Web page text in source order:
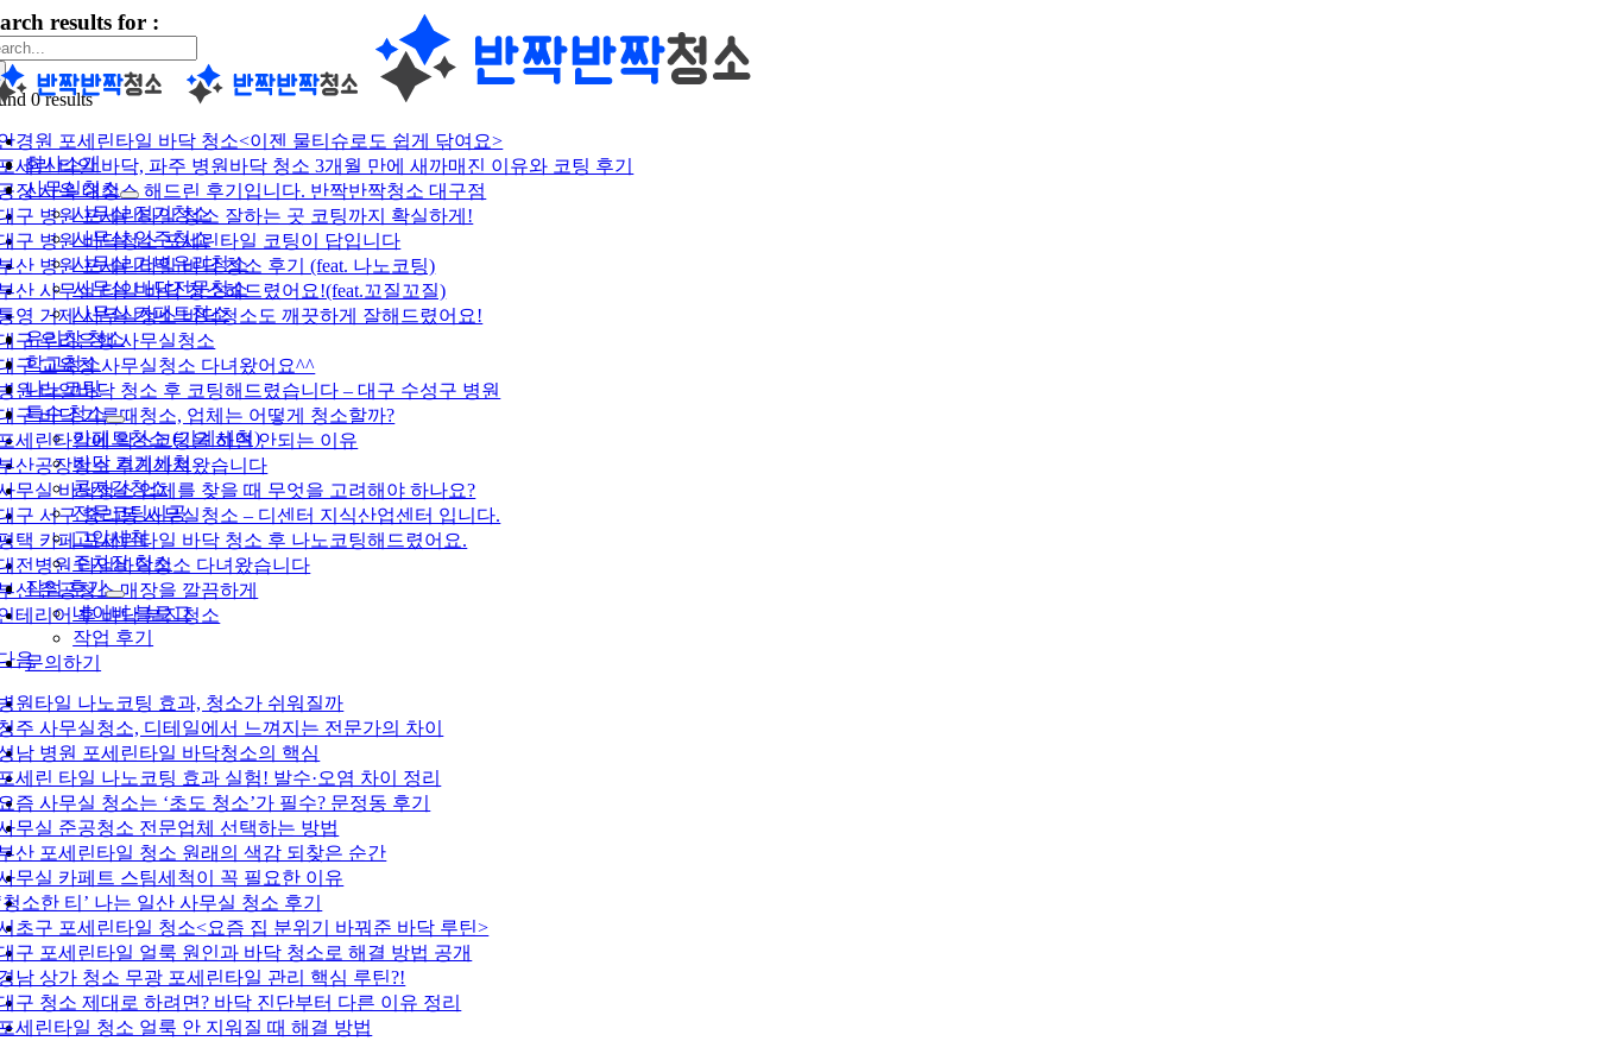
콘
텐
츠
로
너
뛰
기
회사소개
사무실청소
사무실 정기청소
사무실 입주청소
사무실 가벽유리청소
사무실 바닥전문청소
사무실 카페트청소
유리창 청소
학교청소
나노코팅
특수 청소
카페트청소 (기계세척)
바닥 기계세척
콩자갈청소
전문코팅시공
고압세척
주차장 청소
작업 후기
네이버 블로그
작업 후기
문의하기
results for :
0 results
경원 포세린타일 바닥 청소<이젠 물티슈로도 쉽게 닦여요>
세린 타일 바닥, 파주 병원바닥 청소 3개월 만에 새까매진 이유와 코팅 후기
장 사옥 대청소 해드린 후기입니다. 반짝반짝청소 대구점
구 병원 포세린타일 청소 잘하는 곳 코팅까지 확실하게!
구 병원 바닥청소 포세린타일 코팅이 답입니다
산 병원 포세린타일 바닥 청소 후기 (feat. 나노코팅)
산 사무실 타일 바닥 청소해드렸어요!(feat.꼬질꼬질)
영 거제 사무실청소 바닥청소도 깨끗하게 잘해드렸어요!
구 우리은행 사무실청소
구 교육청 사무실청소 다녀왔어요^^
원 타일바닥 청소 후 코팅해드렸습니다 – 대구 수성구 병원
구 바닥 기름때청소, 업체는 어떻게 청소할까?
세린타일에 왁스코팅을 하면 안되는 이유
산공장청소 후기가져왔습니다
무실 바닥청소 업체를 찾을 때 무엇을 고려해야 하나요?
구 서구 중리동 사무실청소 – 디센터 지식산업센터 입니다.
택 카페 포세린타일 바닥 청소 후 나노코팅해드렸어요.
전병원 타일바닥청소 다녀왔습니다
산 준공청소 매장을 깔끔하게
테리어 후 바닥 분진청소
음
원타일 나노코팅 효과, 청소가 쉬워질까
주 사무실청소, 디테일에서 느껴지는 전문가의 차이
남 병원 포세린타일 바닥청소의 핵심
세린 타일 나노코팅 효과 실험! 발수·오염 차이 정리
즘 사무실 청소는 ‘초도 청소’가 필수? 문정동 후기
무실 준공청소 전문업체 선택하는 방법
산 포세린타일 청소 원래의 색감 되찾은 순간
무실 카페트 스팀세척이 꼭 필요한 이유
청소한 티’ 나는 일산 사무실 청소 후기
초구 포세린타일 청소<요즘 집 분위기 바꿔준 바닥 루틴>
구 포세린타일 얼룩 원인과 바닥 청소로 해결 방법 공개
남 상가 청소 무광 포세린타일 관리 핵심 루틴?!
구 청소 제대로 하려면? 바닥 진단부터 다른 이유 정리
세린타일 청소 얼룩 안 지워질 때 해결 방법